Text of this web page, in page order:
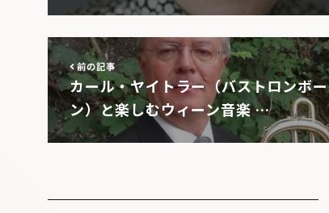
前の記事
カール・ヤイトラー（バストロンボー
ン）と楽しむウィーン音楽 …